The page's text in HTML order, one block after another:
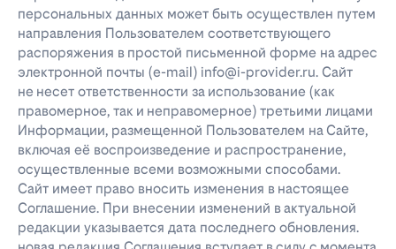
персональных данных может быть осуществлен путем
направления Пользователем соответствующего
распоряжения в простой письменной форме на адрес
электронной почты (e-mail) info@i-provider.ru. Сайт
не несет ответственности за использование (как
правомерное, так и неправомерное) третьими лицами
Информации, размещенной Пользователем на Сайте,
включая её воспроизведение и распространение,
осуществленные всеми возможными способами.
Сайт имеет право вносить изменения в настоящее
Соглашение. При внесении изменений в актуальной
редакции указывается дата последнего обновления.